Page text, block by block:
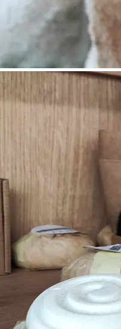
Tanja Piribauer, Leitenviertler Alpakahof